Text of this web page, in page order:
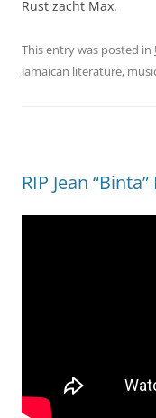
Rust zacht Max.
This entry was posted in
Jamaican literature,
RIP Jean